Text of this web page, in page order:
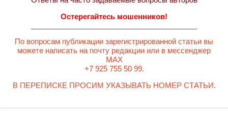
Остерегайтесь мошенников!
По вопросам публикации зарегистрированной статьи вы
можете написать на почту редакции или в мессенджер
MAX
+7 925 755 50 99.
В ПЕРЕПИСКЕ ПРОСИМ УКАЗЫВАТЬ НОМЕР СТАТЬИ.